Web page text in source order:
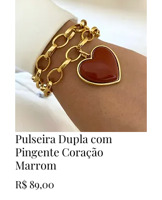
Pulseira Dupla com
Pingente Coração
Marrom
R$ 89,00